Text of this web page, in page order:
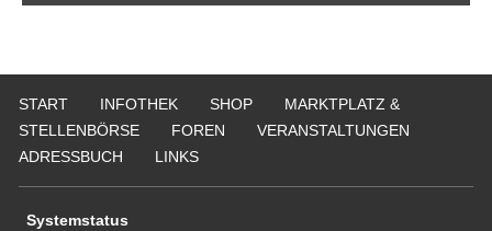
START INFOTHEK SHOP
MARKTPLATZ &
STELLENBÖRSE
FOREN
VERANSTALTUNGEN
ADRESSBUCH
LINKS
Systemstatus